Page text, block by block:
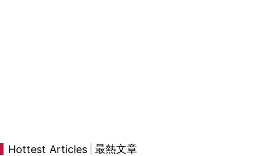
Hottest Articles 最熱文章